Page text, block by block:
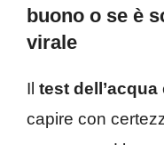
buono o se è
virale
Il test dell’acqua
capire con